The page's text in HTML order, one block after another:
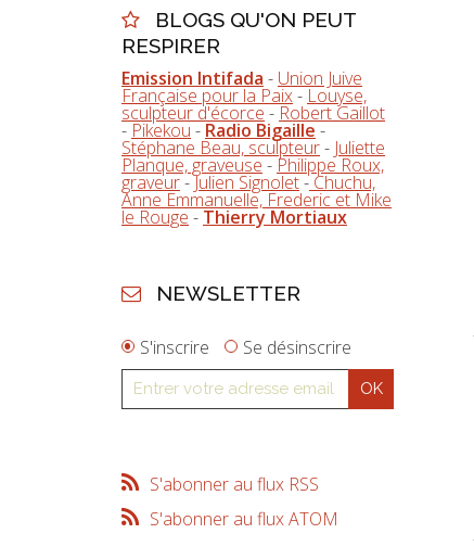
BLOGS QU'ON PEUT
RESPIRER
Emission Intifada - Union Juive
Française pour la Paix- Louyse,
sculpteur d'écorce - Robert Gaillot
- Pikekou - Radio Bigaille -
Stéphane Beau, sculpteur- Juliette
Planque, graveuse - Philippe Roux,
graveur-Julien Signolet- Chuchu,
Anne Emmanuelle, Frederic et Mike
le Rouge - Thierry Mortiaux
NEWSLETTER
S'inscrire Se désinscrire
S'abonner au flux RSS
S'abonner au flux ATOM